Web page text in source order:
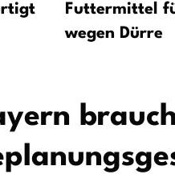
Futtermittel
wegen Dürre